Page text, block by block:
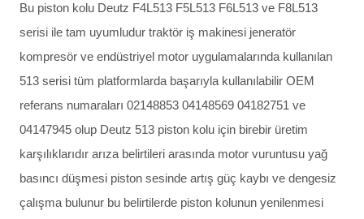
Bu piston kolu Deutz F4L513 F5L513 F6L513 ve F8L513
serisi ile tam uyumludur traktör iş makinesi jeneratör
kompresör ve endüstriyel motor uygulamalarında kullanılan
513 serisi tüm platformlarda başarıyla kullanılabilir OEM
referans numaraları 02148853 04148569 04182751 ve
04147945 olup Deutz 513 piston kolu için birebir üretim
karşılıklarıdır arıza belirtileri arasında motor vuruntusu yağ
basıncı düşmesi piston sesinde artış güç kaybı ve dengesiz
çalışma bulunur bu belirtilerde piston kolunun yenilenmesi